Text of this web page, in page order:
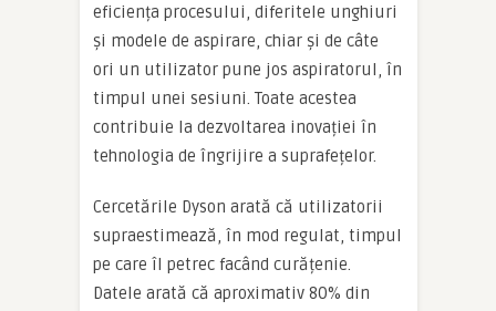
eficiența procesului, diferitele unghiuri
și modele de aspirare, chiar și de câte
ori un utilizator pune jos aspiratorul, în
timpul unei sesiuni. Toate acestea
contribuie la dezvoltarea inovației în
tehnologia de îngrijire a suprafețelor.
Cercetările Dyson arată că utilizatorii
supraestimează, în mod regulat, timpul
pe care îl petrec facând curățenie.
Datele arată că aproximativ 80% din